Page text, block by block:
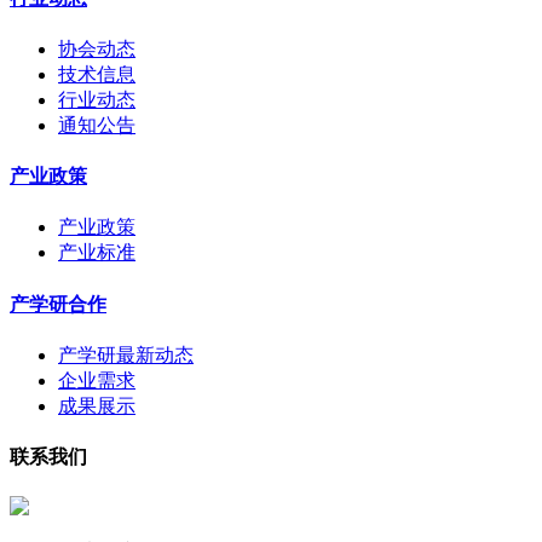
协会动态
技术信息
行业动态
通知公告
产业政策
产业政策
产业标准
产学研合作
产学研最新动态
企业需求
成果展示
联系我们